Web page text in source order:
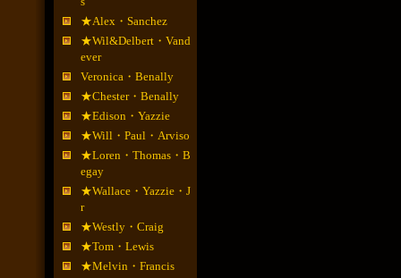
★Alex・Sanchez
★Wil&Delbert・Vand
ever
Veronica・Benally
★Chester・Benally
★Edison・Yazzie
★Will・Paul・Arviso
★Loren・Thomas・B
egay
★Wallace・Yazzie・J
r
★Westly・Craig
★Tom・Lewis
★Melvin・Francis